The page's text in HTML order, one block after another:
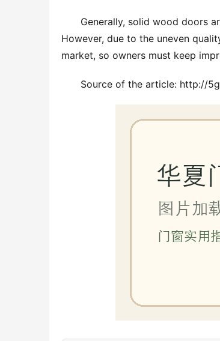
Generally, solid wood doors
However, due to the uneven
market, so owners must keep
Source of the article: http://